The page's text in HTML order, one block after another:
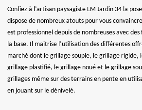
Confiez à l’artisan paysagiste LM Jardin 34 la
dispose de nombreux atouts pour vous
est professionnel depuis de nombreuses avec
la base. Il maitrise l’utilisation des différentes
marché dont le grillage souple, le grillage rigide,
grillage plastifié, le grillage noué et le grillage
grillages même sur des terrains en pente en
en jouant sur le dénivelé.